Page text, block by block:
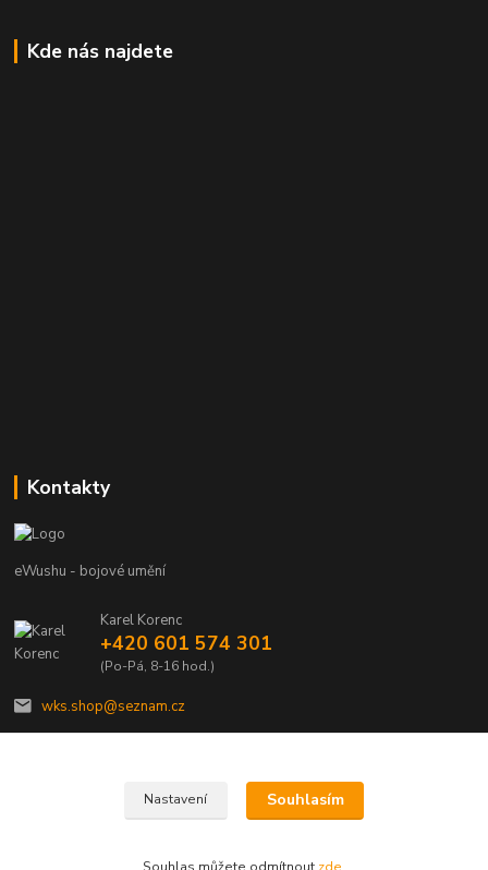
Kde nás najdete
Kontakty
eWushu - bojové umění
Karel Korenc
+420 601 574 301
(Po-Pá, 8-16 hod.)
wks.shop@seznam.cz
© Copyright 2021 - Young shop s.r.o., Jaurisova 515/4, Michle, 140 00 Praha 4
Nastavení Souhlasím